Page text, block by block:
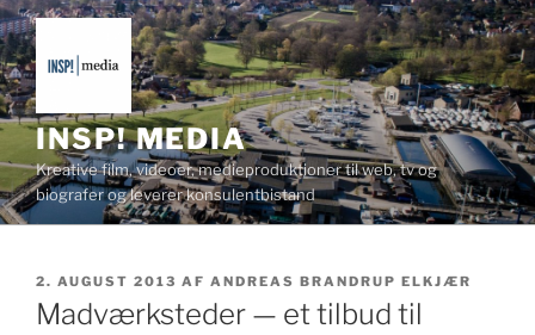
Videre
til
indhold
INSP! MEDIA
Kreative film, videoer, medieproduktioner til web, tv og
biografer og leverer konsulentbistand
UDGIVET
DEN
2. AUGUST 2013 AF ANDREAS BRANDRUP ELKJÆR
Madværksteder — et tilbud til